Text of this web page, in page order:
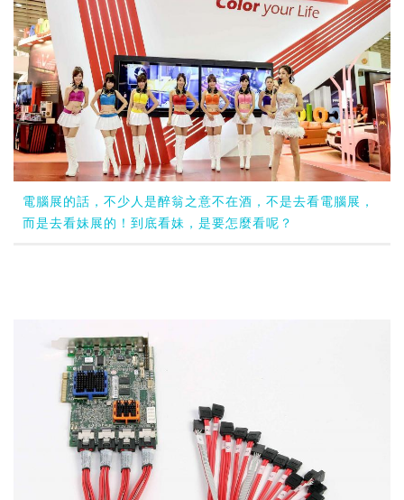
電腦展的話，不少人是醉翁之意不在酒，不是去看電腦展，
而是去看妹展的！到底看妹，是要怎麼看呢？